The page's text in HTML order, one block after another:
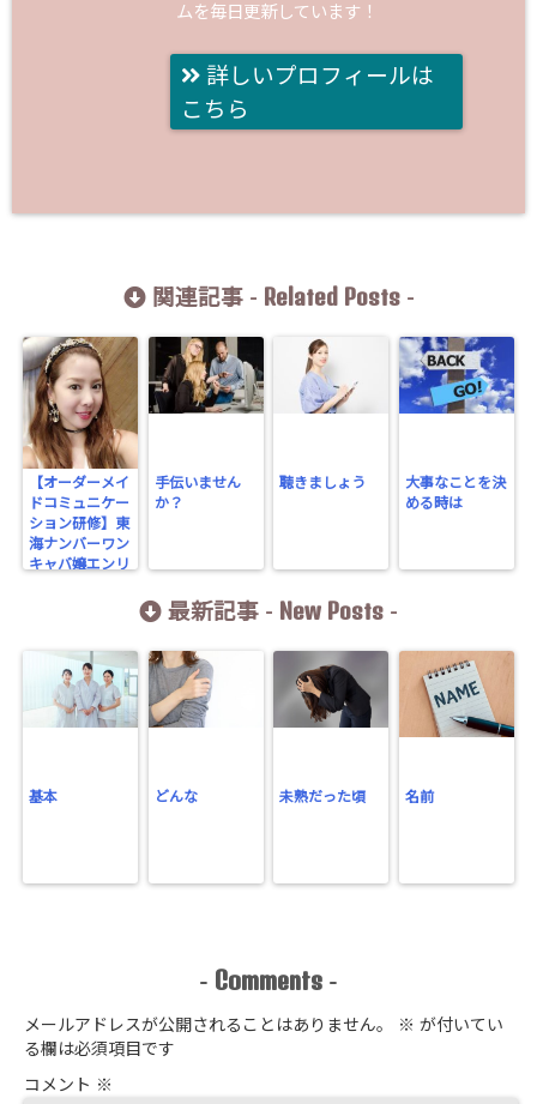
ムを毎日更新しています！
詳しいプロフィールは
こちら
関連記事 - Related Posts-
【オーダーメイ
ドコミュニケー
ション研修】東
海ナンバーワン
キャバ嬢エンリ
手伝いません
か？
聴きましょう
大事なことを決
める時は
最新記事 - New Posts -
基本 どんな 未熟だった頃 名前
- Comments -
メールアドレスが公開されることはありません。 ※ が付いてい
る欄は必須項目です
コメント ※